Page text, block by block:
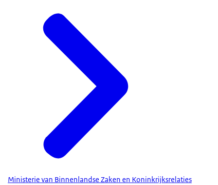
Ministerie van Binnenlandse Zaken en Koninkrijksrelaties